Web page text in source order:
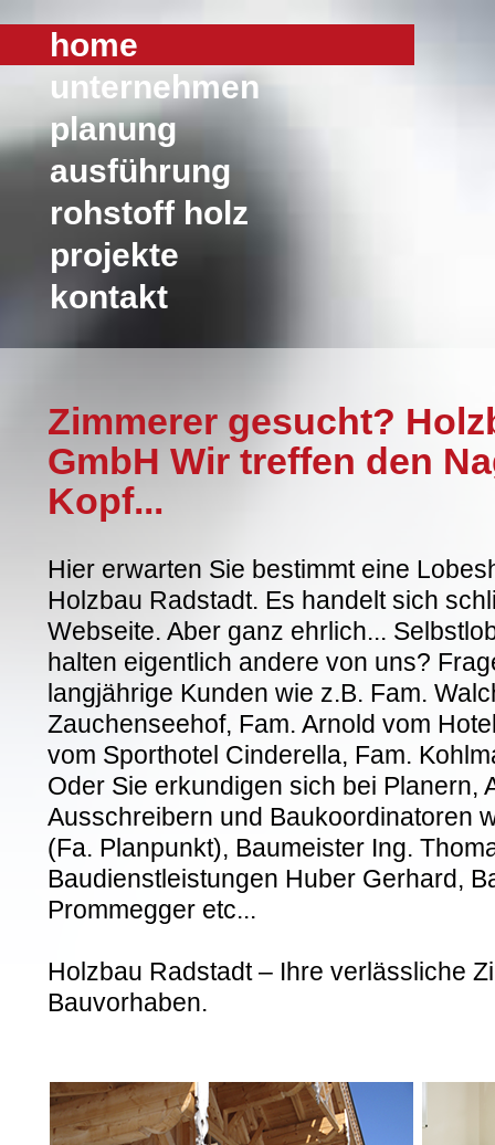
home
unternehmen
planung
ausführung
rohstoff holz
projekte
kontakt
Zimmerer gesucht?
GmbH Wir treffen den
Kopf...
Hier erwarten Sie bestimmt eine
Holzbau Radstadt. Es handelt sich
Webseite. Aber ganz ehrlich...
halten eigentlich andere von uns?
langjährige Kunden wie z.B. Fam.
Zauchenseehof, Fam. Arnold vom
vom Sporthotel Cinderella, Fam.
Oder Sie erkundigen sich bei Planern,
Ausschreibern und Baukoordinatoren
(Fa. Planpunkt), Baumeister Ing.
Baudienstleistungen Huber Gerhard,
Prommegger etc...
Holzbau Radstadt – Ihre verlässliche
Bauvorhaben.